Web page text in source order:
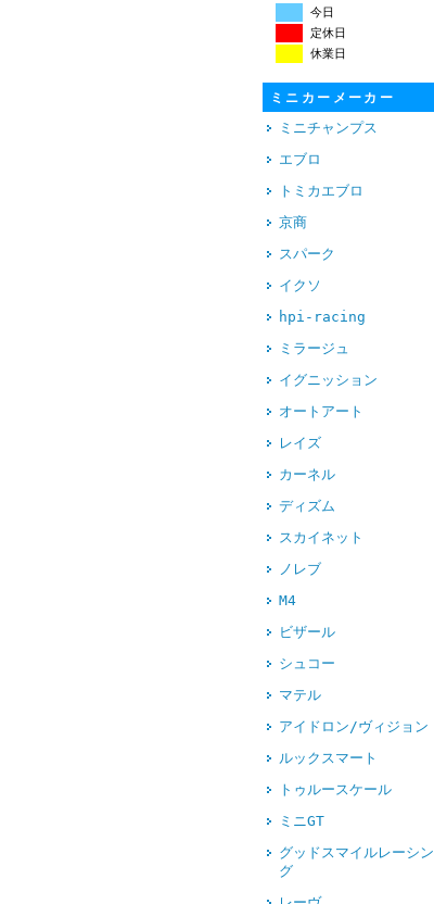
今日
定休日
休業日
ミニカーメーカー
ミニチャンプス
エブロ
トミカエブロ
京商
スパーク
イクソ
hpi-racing
ミラージュ
イグニッション
オートアート
レイズ
カーネル
ディズム
スカイネット
ノレブ
M4
ビザール
シュコー
マテル
アイドロン/ヴィジョン
ルックスマート
トゥルースケール
ミニGT
グッドスマイルレーシン
グ